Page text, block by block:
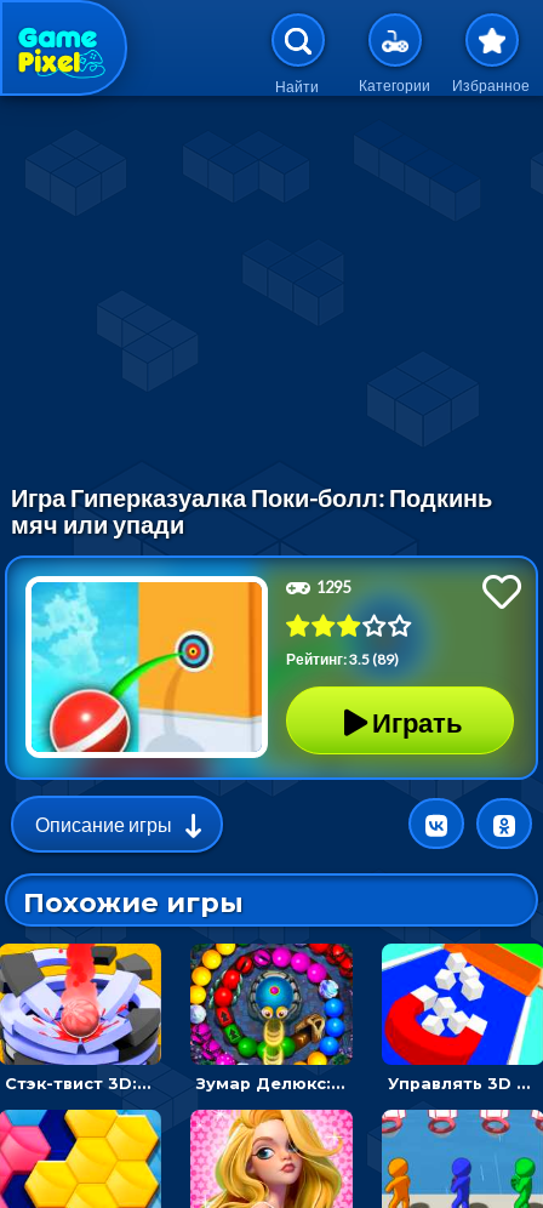
Перейти к основному
Найти Категории Избранное
Игра Гиперказуалка Поки-болл: Подкинь
мяч или упади
1295
Рейтинг: 3.5 (89)
Играть
Описание игры
Похожие игры
Стэк-твист 3D: тапай по шарику, чтобы разбивать платформы Зумар Делюкс: бросай шарики с черепашкой, чтобы остановить очередь Управлять 3D магнитом, чтобы собирать фигуры и сбрасывать в пропасть